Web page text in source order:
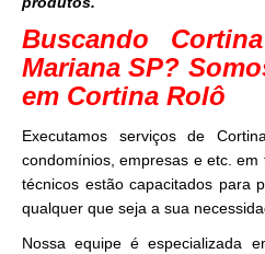
Buscando
Mariana SP?
em Cortina Rolô
Executamos serviços de
condomínios, empresas e etc. em
técnicos estão capacitados para
qualquer que seja a sua
Nossa equipe é especializada